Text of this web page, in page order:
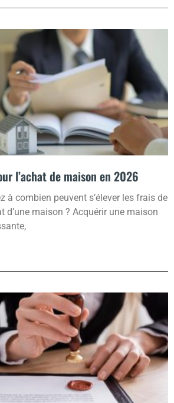
l’achat de maison en 2026
à combien peuvent s’élever les frais de
d’une maison ? Acquérir une maison